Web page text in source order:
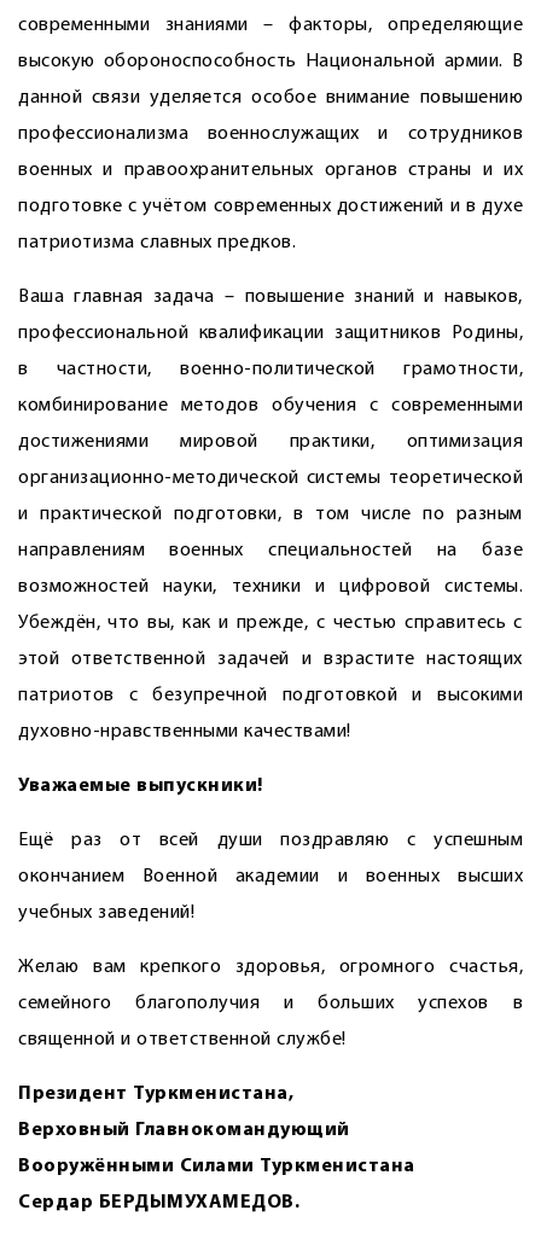
современными знаниями – факторы, определяющие
высокую обороноспособность Национальной армии. В
данной связи уделяется особое внимание повышению
профессионализма военно­служащих и сотрудников
военных и правоохранительных органов страны и их
подготовке с учётом современных достижений и в духе
патриотизма славных предков.
Ваша главная задача – повышение знаний и навыков,
профессиональной квалификации защитников Родины,
в частности, военно-политической грамотности,
комбинирование методов обучения с современными
достижениями мировой практики, оптимизация
организационно-методической системы теоретической
и практической подготовки, в том числе по разным
направлениям военных специальностей на базе
возможностей науки, техники и цифровой системы.
Убеждён, что вы, как и прежде, с честью справитесь с
этой ответственной задачей и взрастите настоящих
патриотов с безупречной подготовкой и высокими
духовно-нравственными качествами!
Уважаемые выпускники!
Ещё раз от всей души поздравляю с успешным
окончанием Военной академии и военных высших
учебных заведений!
Желаю вам крепкого здоровья, огромного счастья,
семейного благополучия и больших успехов в
священной и ответственной службе!
Президент Туркменистана,
Верховный Главнокомандующий
Вооружёнными Силами Туркменистана
Сердар БЕРДЫМУХАМЕДОВ.